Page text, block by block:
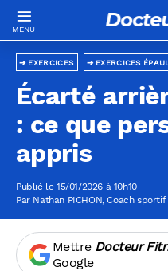
EXERCICES
EXERCICES
Écarté
: ce que
appris
Publié le 15/01/2026 à 10h10
Par Nathan PICHON, Coach sportif
Mettre Docteur
Google